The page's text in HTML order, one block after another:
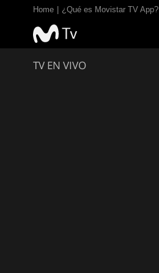
Home ¿Qué es Movistar TV App?
TV EN VIVO